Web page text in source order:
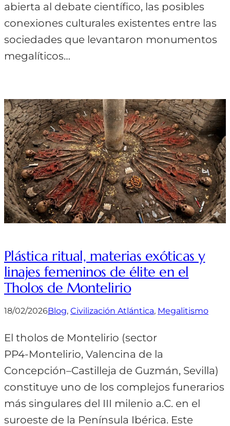
abierta al debate científico, las posibles
conexiones culturales existentes entre las
sociedades que levantaron monumentos
megalíticos…
Plástica ritual, materias exóticas y
linajes femeninos de élite en el
Tholos de Montelirio
18/02/2026Blog, Civilización Atlántica, Megalitismo
El tholos de Montelirio (sector
PP4‑Montelirio, Valencina de la
Concepción–Castilleja de Guzmán, Sevilla)
constituye uno de los complejos funerarios
más singulares del III milenio a.C. en el
suroeste de la Península Ibérica. Este